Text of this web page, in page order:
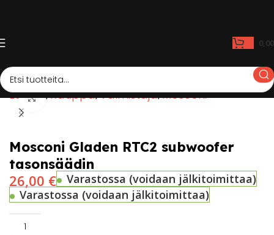
Etusivu Kauppa Valmistaja Mosconi
Click to enlarge
Mosconi Gladen RTC2 subwoofer
tasonsäädin
26,00 €
Varastossa (voidaan jälkitoimittaa)
Varastossa (voidaan jälkitoimittaa)